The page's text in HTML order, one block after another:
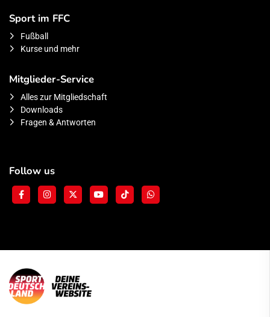
Sport im FFC
Fußball
Kurse und mehr
Mitglieder-Service
Alles zur Mitgliedschaft
Downloads
Fragen & Antworten
Follow us